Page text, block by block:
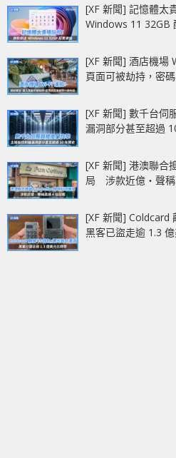
[XF 新聞] 記憶體
Windows 11 32GB
[XF 新聞] 酒店機場
頁面可被劫持，密
[XF 新聞] 數千台
漏洞部分甚至超過
[XF 新聞] 港澳聯合
局 涉款近億‧聲稱
[XF 新聞] Coldcard
黑客已盜走逾 1.3